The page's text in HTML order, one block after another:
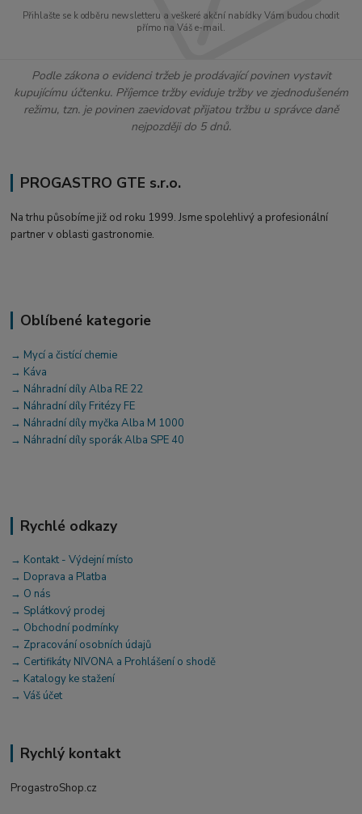
Přihlašte se k odběru newsletteru a veškeré akční nabídky Vám budou chodit
přímo na Váš e-mail.
Podle zákona o evidenci tržeb je prodávající povinen vystavit
kupujícímu účtenku. Příjemce tržby eviduje tržby ve zjednodušeném
režimu, tzn. je povinen zaevidovat přijatou tržbu u správce daně
nejpozději do 5 dnů.
PROGASTRO GTE s.r.o.
Na trhu působíme již od roku 1999. Jsme spolehlivý a profesionální
partner v oblasti gastronomie.
Oblíbené kategorie
→ Mycí a čistící chemie
→ Káva
→ Náhradní díly Alba RE 22
→ Náhradní díly Fritézy FE
→ Náhradní díly myčka Alba M 1000
→ Náhradní díly sporák Alba SPE 40
Rychlé odkazy
→ Kontakt - Výdejní místo
→ Doprava a Platba
→ O nás
→ Splátkový prodej
→ Obchodní podmínky
→ Zpracování osobních údajů
→ Certifikáty NIVONA a Prohlášení o shodě
→ Katalogy ke stažení
→ Váš účet
Rychlý kontakt
ProgastroShop.cz